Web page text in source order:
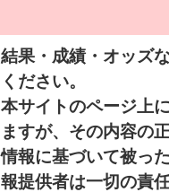
結果・成績・オッズ
ください。
本サイトのページ上
ますが、その内容の
情報に基づいて被っ
報提供者は一切の責